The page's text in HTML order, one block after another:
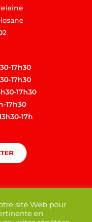
17h30
17h30
17h30
17h30
17h
site Web pour
en